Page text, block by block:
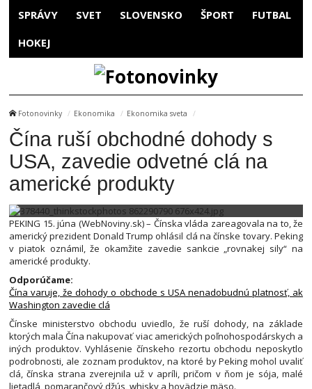
SPRÁVY SVET SLOVENSKO ŠPORT FUTBAL
HOKEJ
Fotonovinky Ekonomika Ekonomika sveta
Čína ruší obchodné dohody s
USA, zavedie odvetné clá na
americké produkty
PEKING 15. júna (WebNoviny.sk) – Čínska vláda zareagovala na to, že
americký prezident Donald Trump ohlásil clá na čínske tovary. Peking
v piatok oznámil, že okamžite zavedie sankcie „rovnakej sily“ na
americké produkty.
Odporúčame:
Čína varuje, že dohody o obchode s USA nenadobudnú platnosť, ak
Washington zavedie clá
Čínske ministerstvo obchodu uviedlo, že ruší dohody, na základe
ktorých mala Čína nakupovať viac amerických poľnohospodárskych a
iných produktov. Vyhlásenie čínskeho rezortu obchodu neposkytlo
podrobnosti, ale zoznam produktov, na ktoré by Peking mohol uvaliť
clá, čínska strana zverejnila už v apríli, pričom v ňom je sója, malé